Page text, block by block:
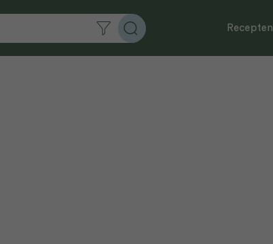
Recepten